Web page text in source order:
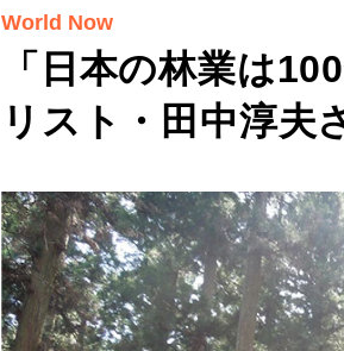
「日本の林業は
リスト・田中淳夫
World Now